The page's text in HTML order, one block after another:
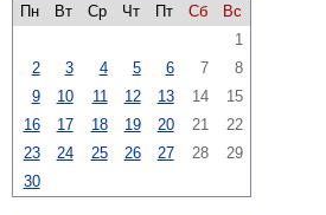
Пн
Вт Ср Чт Пт Сб
Вс
1
2
3 4 5 6 7
8
9
10 11 12 13 14
15
16
17 18 19 20 21
22
23
24 25 26 27 28
29
30